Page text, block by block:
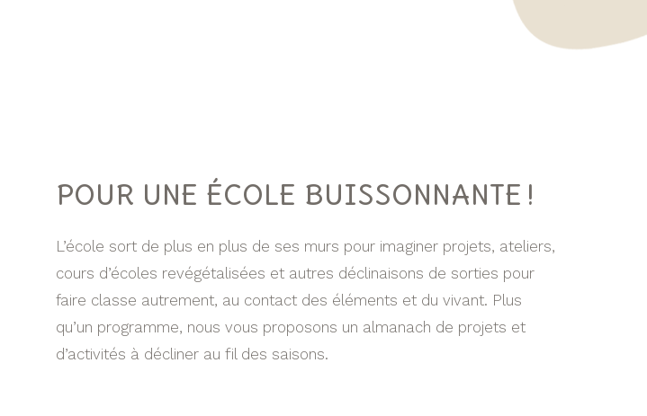
POUR UNE ÉCOLE BUISSONNANTE !
L’école sort de plus en plus de ses murs pour imaginer projets, ateliers,
cours d’écoles revégétalisées et autres déclinaisons de sorties pour
faire classe autrement, au contact des éléments et du vivant. Plus
qu’un programme, nous vous proposons un almanach de projets et
d’activités à décliner au fil des saisons.